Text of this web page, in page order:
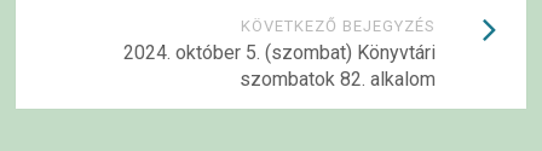
KÖVETKEZŐ BEJEGYZÉS
2024. október 5. (szombat) Könyvtári
szombatok 82. alkalom